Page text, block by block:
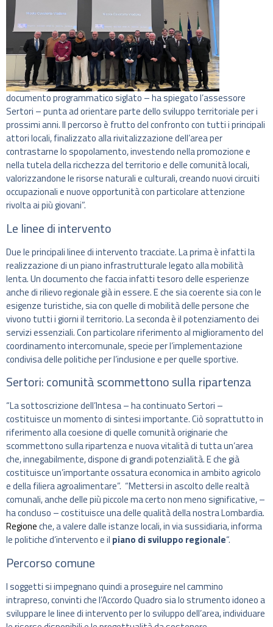
documento programmatico siglato – ha spiegato l’assessore
Sertori – punta ad orientare parte dello sviluppo territoriale per i
prossimi anni. Il percorso è frutto del confronto con tutti i principali
attori locali, finalizzato alla rivitalizzazione dell’area per
contrastarne lo spopolamento, investendo nella promozione e
nella tutela della ricchezza del territorio e delle comunità locali,
valorizzandone le risorse naturali e culturali, creando nuovi circuiti
occupazionali e nuove opportunità con particolare attenzione
rivolta ai più giovani”.
Le linee di intervento
Due le principali linee di intervento tracciate. La prima è infatti la
realizzazione di un piano infrastrutturale legato alla mobilità
lenta. Un documento che faccia infatti tesoro delle esperienze
anche di rilievo regionale già in essere. E che sia coerente sia con le
esigenze turistiche, sia con quelle di mobilità delle persone che
vivono tutti i giorni il territorio. La seconda è il potenziamento dei
servizi essenziali. Con particolare riferimento al miglioramento del
coordinamento intercomunale, specie per l’implementazione
condivisa delle politiche per l’inclusione e per quelle sportive.
Sertori: comunità scommettono sulla ripartenza
“La sottoscrizione dell’Intesa – ha continuato Sertori –
costituisce un momento di sintesi importante. Ciò soprattutto in
riferimento alla coesione di quelle comunità originarie che
scommettono sulla ripartenza e nuova vitalità di tutta un’area
che, innegabilmente, dispone di grandi potenzialità. E che già
costituisce un’importante ossatura economica in ambito agricolo
e della filiera agroalimentare”. “Mettersi in ascolto delle realtà
comunali, anche delle più piccole ma certo non meno significative, –
ha concluso – costituisce una delle qualità della nostra Lombardia.
Regioneche, a valere dalle istanze locali, in via sussidiaria, informa
le politiche d’intervento e il piano di sviluppo regionale“.
Percorso comune
I soggetti si impegnano quindi a proseguire nel cammino
intrapreso, convinti che l’Accordo Quadro sia lo strumento idoneo a
sviluppare le linee di intervento per lo sviluppo dell’area, individuare